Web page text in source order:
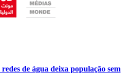
de água deixa população sem